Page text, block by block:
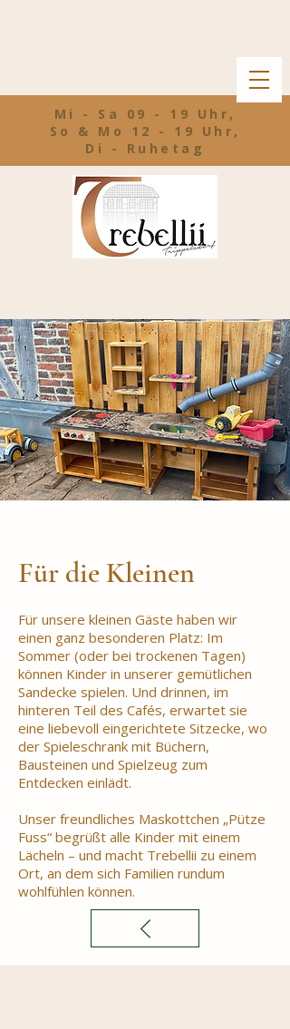
Mi - Sa 09 - 19 Uhr,
So & Mo 12 - 19 Uhr,
Di - Ruhetag
Für die Kleinen
Für unsere kleinen Gäste haben wir
einen ganz besonderen Platz: Im
Sommer (oder bei trockenen Tagen)
können Kinder in unserer gemütlichen
Sandecke spielen. Und drinnen, im
hinteren Teil des Cafés, erwartet sie
eine liebevoll eingerichtete Sitzecke, wo
der Spieleschrank mit Büchern,
Bausteinen und Spielzeug zum
Entdecken einlädt.
Unser freundliches Maskottchen „Pütze
Fuss“ begrüßt alle Kinder mit einem
Lächeln – und macht Trebellii zu einem
Ort, an dem sich Familien rundum
wohlfühlen können.